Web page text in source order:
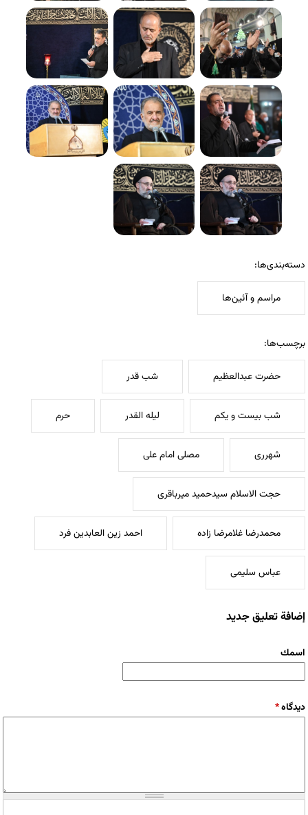
دسته‌بندی‌ها:
مراسم و آئین‌ها
برچسب‌ها:
حضرت عبدالعظیم شب قدر
شب بیست و یکم لیله القدر حرم
شهرری مصلی امام علی
حجت الاسلام سیدحمید میرباقری
محمدرضا غلامرضا زاده احمد زین العابدین فرد
عباس سلیمی
إضافة تعليق جديد
‏اسمك ‏
‏دیدگاه ‏*